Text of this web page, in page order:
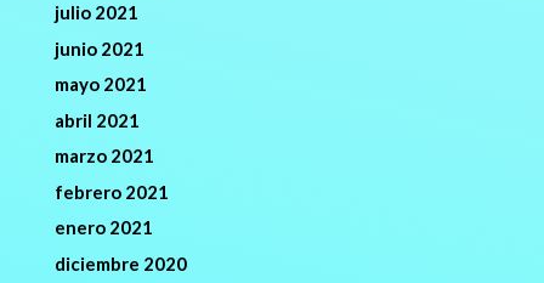
julio 2021
junio 2021
mayo 2021
abril 2021
marzo 2021
febrero 2021
enero 2021
diciembre 2020